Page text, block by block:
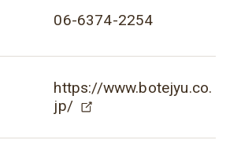
06-6374-2254
https://www.botejyu.co.
jp/